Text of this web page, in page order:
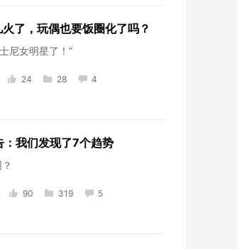
了，玩偶也要饭圈化了吗？
尼女明星了！”
24 28 4
我们发现了7个趋势
90 319 5